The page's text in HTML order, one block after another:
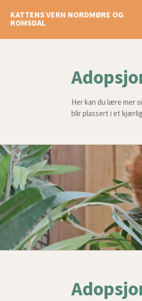
til
KATTENS VERN NORDMØRE OG
ROMSDAL
Her kan du lære mer
blir plassert i et